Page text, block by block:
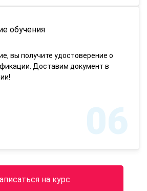
обучения
вы получите удостоверение о
Доставим документ в
06
на курс